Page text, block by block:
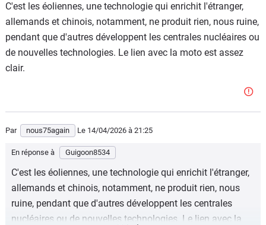
C'est les éoliennes, une technologie qui enrichit l'étranger,
allemands et chinois, notamment, ne produit rien, nous ruine,
pendant que d'autres développent les centrales nucléaires ou
de nouvelles technologies. Le lien avec la moto est assez
clair.
Par nous75again Le 14/04/2026 à 21:25
En réponse à Guigoon8534
C'est les éoliennes, une technologie qui enrichit l'étranger,
allemands et chinois, notamment, ne produit rien, nous
ruine, pendant que d'autres développent les centrales
nucléaires ou de nouvelles technologies. Le lien avec la